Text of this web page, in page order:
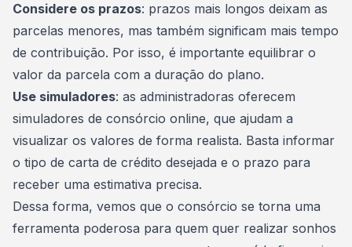
Considere os prazos: prazos mais longos deixam as
parcelas menores, mas também significam mais tempo
de contribuição. Por isso, é importante equilibrar o
valor da parcela com a duração do plano.
Use simuladores: as administradoras oferecem
simuladores de consórcio online, que ajudam a
visualizar os valores de forma realista. Basta informar
o tipo de carta de crédito desejada e o prazo para
receber uma estimativa precisa.
Dessa forma, vemos que o consórcio se torna uma
ferramenta poderosa para quem quer realizar sonhos